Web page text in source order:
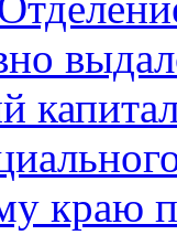
краю